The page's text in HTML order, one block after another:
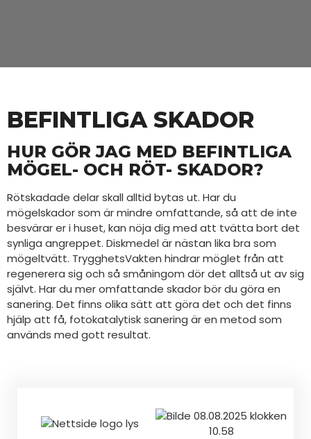
BEFINTLIGA SKADOR
HUR GÖR JAG MED BEFINTLIGA
MÖGEL- OCH RÖT- SKADOR?
Rötskadade delar skall alltid bytas ut. Har du
mögelskador som är mindre omfattande, så att de inte
besvärar er i huset, kan nöja dig med att tvätta bort det
synliga angreppet. Diskmedel är nästan lika bra som
mögeltvätt. TrygghetsVakten hindrar möglet från att
regenerera sig och så småningom dör det alltså ut av sig
självt. Har du mer omfattande skador bör du göra en
sanering. Det finns olika sätt att göra det och det finns
hjälp att få, fotokatalytisk sanering är en metod som
används med gott resultat.